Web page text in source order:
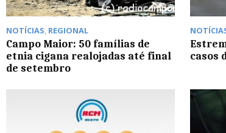
NOTÍCIAS, REGIONAL
Campo Maior: 50 famílias de
etnia cigana realojadas até final
de setembro
casos